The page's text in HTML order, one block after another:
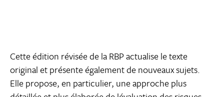
Cette édition révisée de la RBP actualise le texte
original et présente également de nouveaux sujets.
Elle propose, en particulier, une approche plus